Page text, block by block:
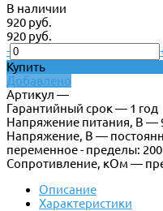
В наличии
920 руб.
920 руб.
-
Купить
Добавлено
Артикул —
Гарантийный срок — 1 год
Напряжение питания, В —
Напряжение, В —
переменное - пределы: 200
Сопротивление, кОм —
Описание
Характеристики